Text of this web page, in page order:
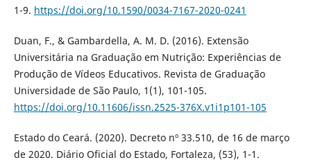
1-9. https://doi.org/10.1590/0034-7167-2020-0241
Duan, F., & Gambardella, A. M. D. (2016). Extensão
Universitária na Graduação em Nutrição: Experiências de
Produção de Vídeos Educativos. Revista de Graduação
Universidade de São Paulo, 1(1), 101-105.
https://doi.org/10.11606/issn.2525-376X.v1i1p101-105
Estado do Ceará. (2020). Decreto nº 33.510, de 16 de março
de 2020. Diário Oficial do Estado, Fortaleza, (53), 1-1.